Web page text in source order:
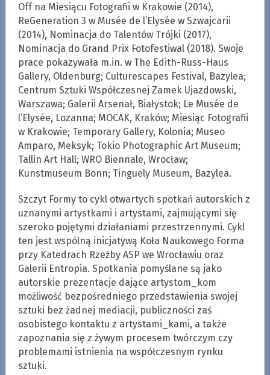
Off na Miesiącu Fotografii w Krakowie (2014),
ReGeneration 3 w Musée de l’Elysée w Szwajcarii
(2014), Nominacja do Talentów Trójki (2017),
Nominacja do Grand Prix Fotofestiwal (2018). Swoje
prace pokazywała m.in. w The Edith-Russ-Haus
Gallery, Oldenburg; Culturescapes Festival, Bazylea;
Centrum Sztuki Współczesnej Zamek Ujazdowski,
Warszawa; Galerii Arsenał, Białystok; Le Musée de
l’Elysée, Lozanna; MOCAK, Kraków; Miesiąc Fotografii
w Krakowie; Temporary Gallery, Kolonia; Museo
Amparo, Meksyk; Tokio Photographic Art Museum;
Tallin Art Hall; WRO Biennale, Wrocław;
Kunstmuseum Bonn; Tinguely Museum, Bazylea.
Szczyt Formy to cykl otwartych spotkań autorskich z
uznanymi artystkami i artystami, zajmującymi się
szeroko pojętymi działaniami przestrzennymi. Cykl
ten jest wspólną inicjatywą Koła Naukowego Forma
przy Katedrach Rzeźby ASP we Wrocławiu oraz
Galerii Entropia. Spotkania pomyślane są jako
autorskie prezentacje dające artystom_kom
możliwość bezpośredniego przedstawienia swojej
sztuki bez żadnej mediacji, publiczności zaś
osobistego kontaktu z artystami_kami, a także
zapoznania się z żywym procesem twórczym czy
problemami istnienia na współczesnym rynku
sztuki.